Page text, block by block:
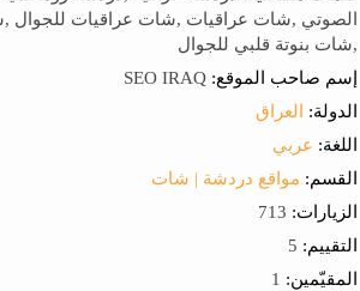
الصوتي ,شات عراقيات ,شات عراقيات للجوال
,شات بنوتة قلبي للجوال
إسم صاحب الموقع:
الدولة:
العراق
اللغة: عربي
القسم: مواقع دردشة | شات
الزيارات:
التقييم:
المقيّمين: